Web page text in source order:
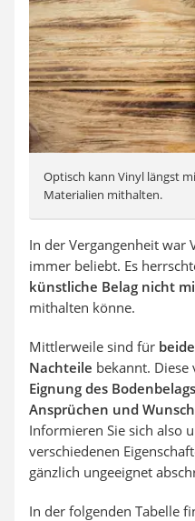
Optisch kann Vinyl längst
Materialien mithalten.
In der Vergangenheit war
immer beliebt. Es
künstliche Belag nicht
mithalten könne.
Mittlerweile sind für
Nachteile bekannt. Diese
Eignung des
Ansprüchen und
Informieren Sie sich also
verschiedenen
gänzlich ungeeignet
In der folgenden Tabelle